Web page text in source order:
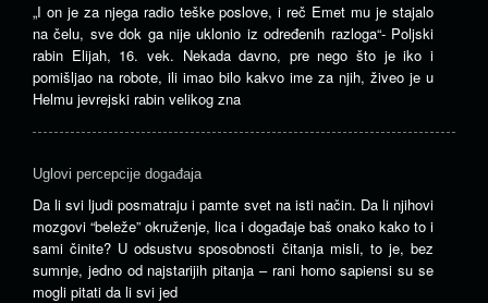
„I on je za njega radio teške poslove, i reč Emet mu je stajalo
na čelu, sve dok ga nije uklonio iz određenih razloga“- Poljski
rabin Elijah, 16. vek. Nekada davno, pre nego što je iko i
pomišljao na robote, ili imao bilo kakvo ime za njih, živeo je u
Helmu jevrejski rabin velikog zna
Uglovi percepcije događaja
Da li svi ljudi posmatraju i pamte svet na isti način. Da li njihovi
mozgovi “beleže” okruženje, lica i događaje baš onako kako to i
sami činite? U odsustvu sposobnosti čitanja misli, to je, bez
sumnje, jedno od najstarijih pitanja – rani homo sapiensi su se
mogli pitati da li svi jed